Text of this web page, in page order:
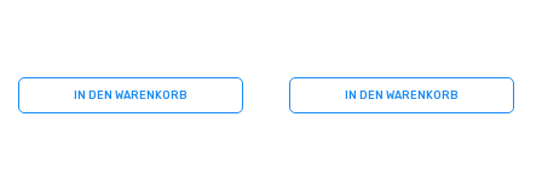
IN DEN WARENKORB IN DEN WARENKORB